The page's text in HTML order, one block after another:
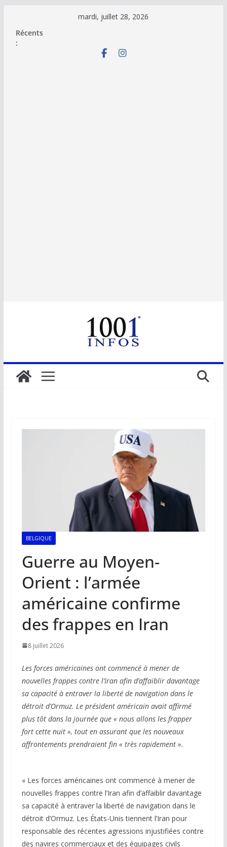
contenu
mardi, juillet 28, 2026
Récents
:
BELGIQUE
Guerre au Moyen-
Orient : l’armée
américaine confirme
des frappes en Iran
8 juillet 2026
Les forces américaines ont commencé à mener de
nouvelles frappes contre l’Iran afin d’affaiblir davantage
sa capacité à entraver la liberté de navigation dans le
détroit d’Ormuz. Le président américain avait affirmé
plus tôt dans la journée que « nous allons les frapper
fort cette nuit », tout en assurant que les nouveaux
affrontements prendraient fin « très rapidement ».
« Les forces américaines ont commencé à mener de
nouvelles frappes contre l’Iran afin d’affaiblir davantage
sa capacité à entraver la liberté de navigation dans le
détroit d’Ormuz. Les États-Unis tiennent l’Iran pour
responsable des récentes agressions injustifiées contre
des navires commerciaux et des équipages civils